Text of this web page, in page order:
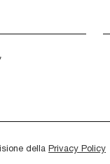
della Privacy Policy